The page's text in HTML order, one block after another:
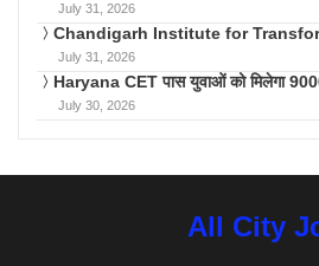
July 31, 2026
Chandigarh Institute for
July 31, 2026
Haryana CET पास युवाओं को मिलेगा
July 30, 2026
All City